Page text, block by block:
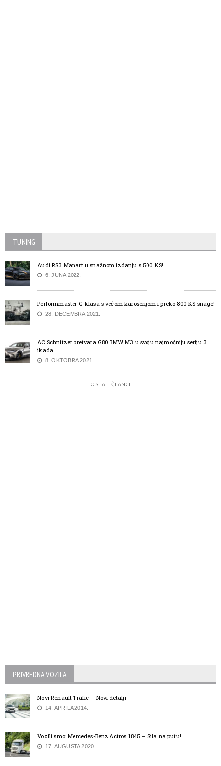
TUNING
Audi RS3 Manart u snažnom izdanju s 500 KS!
6. JUNA 2022.
Performmaster G-klasa s većom karoserijom i preko 800 KS snage!
28. DECEMBRA 2021.
AC Schnitzer pretvara G80 BMW M3 u svoju najmoćniju seriju 3
ikada
8. OKTOBRA 2021.
OSTALI ČLANCI
PRIVREDNA VOZILA
Novi Renault Trafic – Novi detalji
14. APRILA 2014.
Vozili smo: Mercedes-Benz Actros 1845 – Sila na putu!
17. AUGUSTA 2020.